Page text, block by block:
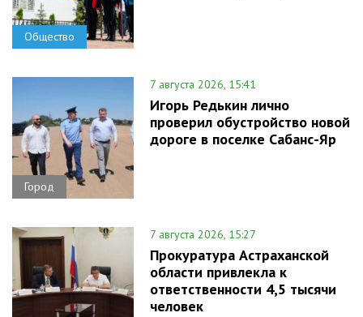
Общество
Город
7 августа 2026, 15:41
Игорь Редькин лично
проверил обустройство новой
дороге в поселке Сабанс-Яр
7 августа 2026, 15:27
Прокуратура Астраханской
области привлекла к
ответственности 4,5 тысячи
человек